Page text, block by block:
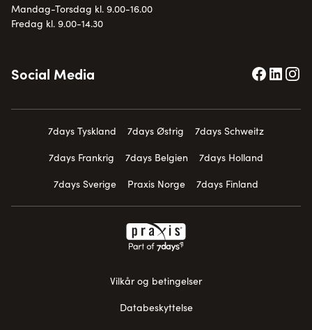
Mandag-Torsdag kl. 9.00-16.00
Fredag kl. 9.00-14.30
Social Media
7days Tyskland 7days Østrig
7days Schweitz
7days Frankrig
7days Belgien
7days Holland
7days Sverige
Praxis Norge 7days Finland
Vilkår og betingelser
Databeskyttelse